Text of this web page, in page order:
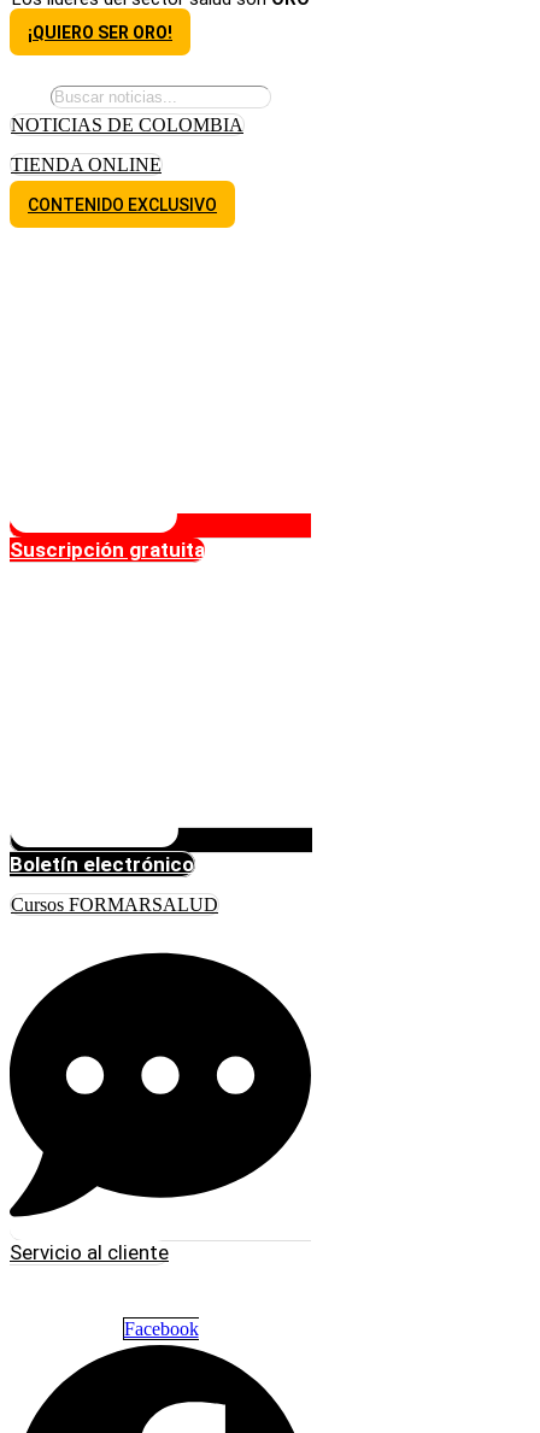
¡QUIERO SER ORO!
NOTICIAS DE COLOMBIA
TIENDA ONLINE
CONTENIDO EXCLUSIVO
Suscripción gratuita
Boletín electrónico
Cursos FORMARSALUD
Servicio al cliente
Facebook